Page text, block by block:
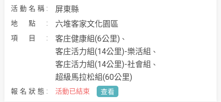
屏東縣
六堆客家文化園區
客庄健康組(6公里)
客庄活力組(14公里)-樂活組
客庄活力組(14公里)-社會組
超級馬拉松組(60公里)
活動已結束 查看